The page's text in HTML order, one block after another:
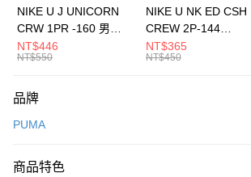
元大商業銀行
台灣樂天信用卡公司
全盈+PAY
AFTEE先享後付
【關於「AFTEE先享後付」】
便利好安心！
３．安心：先確認商品／服務後，再付款。
運送方式
每筆NT$100，滿NT$1,500(含以上)免運費
NIKE U J UNICORN
CRW 1PR -160 男女
中統襪 FZ3393100
NT$446
NT$550
NIKE U NK ED CSH
CREW 2P-144
EMBRDY 男女 短統襪
FZ3073133
NT$365
NT$450
品牌
PUMA
商品特色